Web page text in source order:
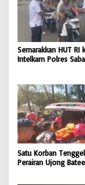
Semarakkan HUT RI
Intelkam Polres
Satu Korban
Perairan Ujong